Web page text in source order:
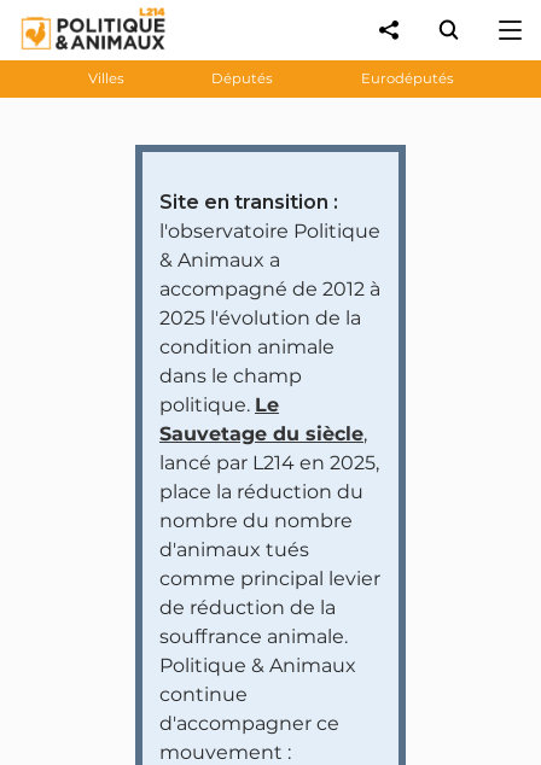
Villes Députés Eurodéputés
Site en transition :
l'observatoire Politique
& Animaux a
accompagné de 2012 à
2025 l'évolution de la
condition animale
dans le champ
politique. Le
Sauvetage du siècle,
lancé par L214 en 2025,
place la réduction du
nombre du nombre
d'animaux tués
comme principal levier
de réduction de la
souffrance animale.
Politique & Animaux
continue
d'accompagner ce
mouvement :